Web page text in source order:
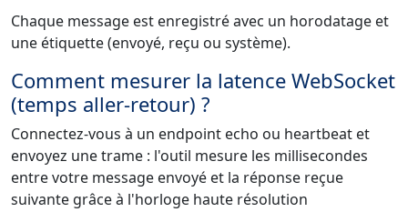
Chaque message est enregistré avec un horodatage et
une étiquette (envoyé, reçu ou système).
Comment mesurer la latence WebSocket
(temps aller-retour) ?
Connectez-vous à un endpoint echo ou heartbeat et
envoyez une trame : l'outil mesure les millisecondes
entre votre message envoyé et la réponse reçue
suivante grâce à l'horloge haute résolution